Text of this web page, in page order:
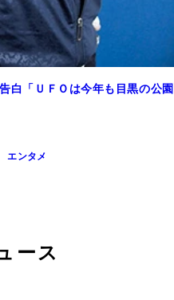
白「ＵＦＯは今年も目黒の公園
エンタメ
ース